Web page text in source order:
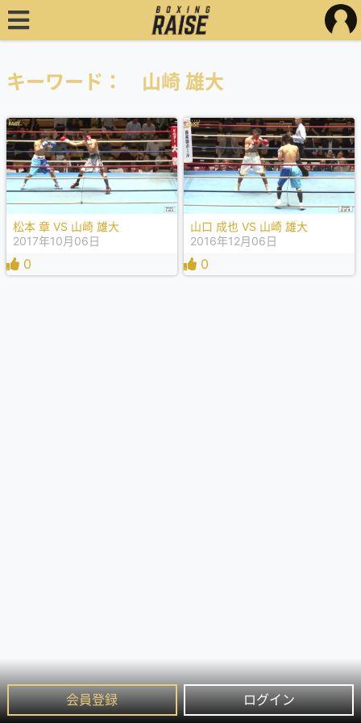
会員登録 ログイン
キーワード： 山崎 雄大
松本 章 VS 山崎 雄大
2017年10月06日
0
山口 成也 VS 山崎 雄大
2016年12月06日
0